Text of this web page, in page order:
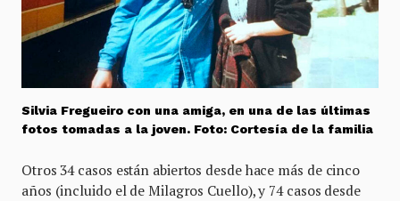
Silvia Fregueiro con una amiga, en una de las últimas
fotos tomadas a la joven. Foto: Cortesía de la familia
Otros 34 casos están abiertos desde hace más de cinco
años (incluido el de Milagros Cuello), y 74 casos desde